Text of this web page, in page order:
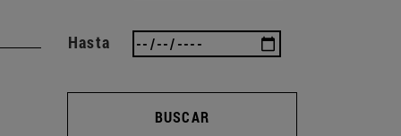
Hasta
BUSCAR